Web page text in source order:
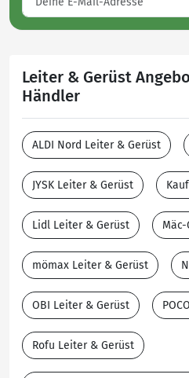
Leiter & Gerüst
Händler
ALDI Nord Leiter & Gerüst
JYSK Leiter & Gerüst
Lidl Leiter & Gerüst
mömax Leiter & Gerüst
OBI Leiter & Gerüst
Rofu Leiter & Gerüst